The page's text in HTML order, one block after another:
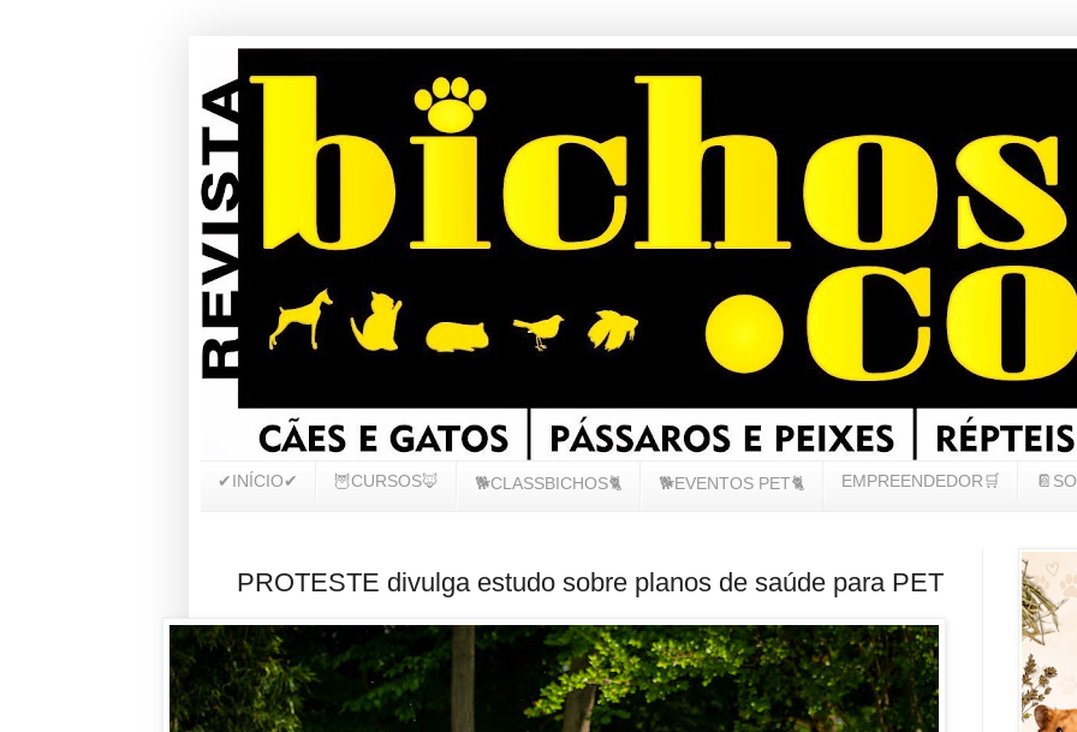
✔INÍCIO✔ 🦉CURSOS🦊 🐕CLASSBICHOS🐈 🐕EVENTOS PET🐈 EMPREENDEDOR🛒
PROTESTE divulga estudo sobre planos de saúde para PET